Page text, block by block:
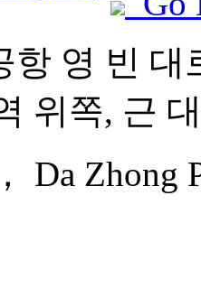
항 영 빈 대
위쪽, 근
Da Zhong